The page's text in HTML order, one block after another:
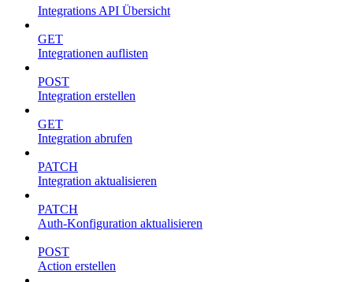
Integrations API Übersicht
GET
Integrationen auflisten
POST
Integration erstellen
GET
Integration abrufen
PATCH
Integration aktualisieren
PATCH
Auth-Konfiguration aktualisieren
POST
Action erstellen